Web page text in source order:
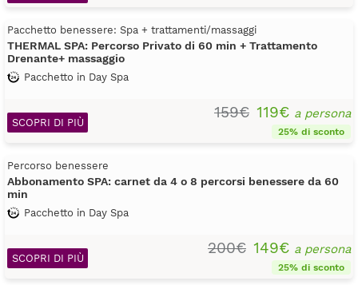
Pacchetto benessere: Spa + trattamenti/massaggi
THERMAL SPA: Percorso Privato di 60 min + Trattamento
Drenante+ massaggio
Pacchetto in Day Spa
159€ 119€ a persona
25% di sconto
SCOPRI DI PIÙ
Percorso benessere
Abbonamento SPA: carnet da 4 o 8 percorsi benessere da 60
min
Pacchetto in Day Spa
200€ 149€ a persona
25% di sconto
SCOPRI DI PIÙ